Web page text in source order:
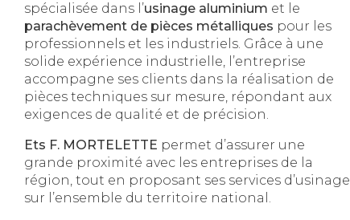
spécialisée dans l’usinage aluminium et le
parachèvement de pièces métalliques pour les
professionnels et les industriels. Grâce à une
solide expérience industrielle, l’entreprise
accompagne ses clients dans la réalisation de
pièces techniques sur mesure, répondant aux
exigences de qualité et de précision.
Ets F. MORTELETTE permet d’assurer une
grande proximité avec les entreprises de la
région, tout en proposant ses services d’usinage
sur l’ensemble du territoire national.